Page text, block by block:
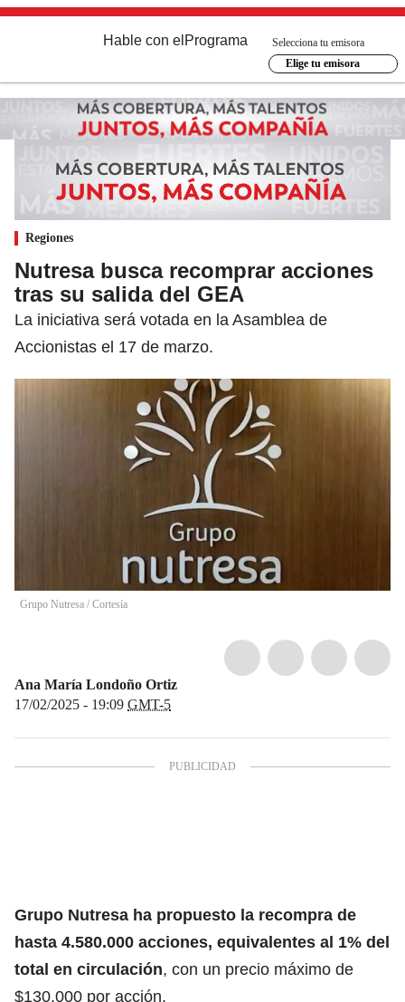
Hable con el Programa
Selecciona tu emisora
Elige tu emisora
Regiones
Nutresa busca recomprar acciones
tras su salida del GEA
La iniciativa será votada en la Asamblea de
Accionistas el 17 de marzo.
Grupo Nutresa / Cortesía
Ana María Londoño Ortiz
17/02/2025 - 19:09 GMT-5
Grupo Nutresa ha propuesto la recompra de
hasta 4.580.000 acciones, equivalentes al 1% del
total en circulación, con un precio máximo de
$130.000 por acción.